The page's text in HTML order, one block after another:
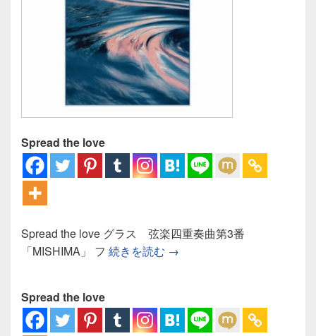
Spread the love
Spread the love グラス 弦楽四重奏曲第3番
「MISHIMA」 フ 続きを読む グラス 弦楽四重奏曲第3番
→
Spread the love